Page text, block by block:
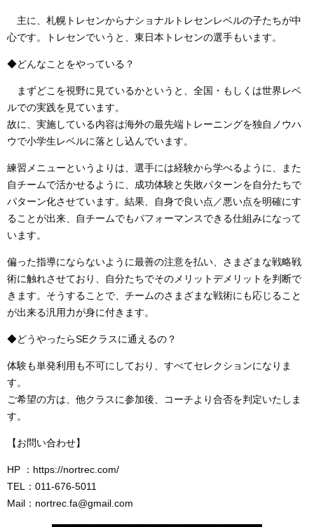
主に、札幌トレセンからナショナルトレセンレベルの子たちが中
心です。トレセンでいうと、東日本トレセンの選手もいます。
◆どんなことをやっている？
まずどこを視野に見ているかというと、全国・もしくは世界レベ
ルでの実践を見ています。
故に、実施している内容は海外の最先端トレーニングを独自ノウハ
ウで小学生レベルに落とし込んでいます。
練習メニューというよりは、選手には経験から学べるように、また
自チームで活かせるように、成功体験と失敗パターンを自分たちで
パターン化させています。結果、自身で良い点／悪い点を明確にす
ることが出来、自チームでもパフォーマンスできる仕組みになって
います。
偏った指導にならないように最善の注意を払い、さまざまな戦略戦
術に触れさせており、自分たちでそのメリットデメリットを判断で
きます。そうすることで、チームのさまざまな戦術にも応じること
が出来る汎用力が身に付きます。
◆どうやったらSEクラスに通えるの？
体験も単発利用も不可にしており、すべてセレクションになりま
す。
ご希望の方は、他クラスに参加後、コーチより合否を判定いたしま
す。
【お問い合わせ】
HP ：https://nortrec.com/
TEL：011-676-5011
Mail：nortrec.fa@gmail.com